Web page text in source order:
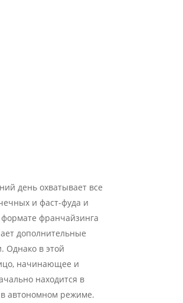
день охватывает все
и фаст-фуда и
франчайзинга
дополнительные
Однако в этой
начинающее и
находится в
автономном режиме.